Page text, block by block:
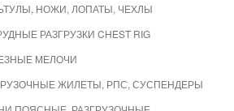
НОЖИ, ЛОПАТЫ, ЧЕХЛЫ
РАЗГРУЗКИ CHEST RIG
МЕЛОЧИ
ЖИЛЕТЫ, РПС, СУСПЕНДЕРЫ